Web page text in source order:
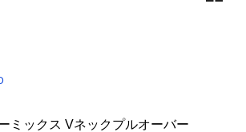
ミックス Vネックプルオーバー